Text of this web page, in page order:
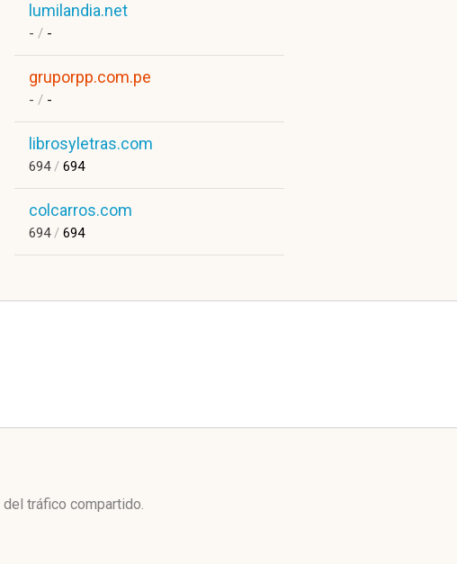
lumilandia.net
- / -
gruporpp.com.pe
- / -
librosyletras.com
694/ 694
colcarros.com
694/ 694
del tráfico compartido.